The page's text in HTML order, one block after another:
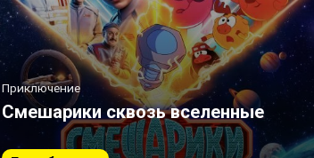
Приключение
Смешарики сквозь вселенные